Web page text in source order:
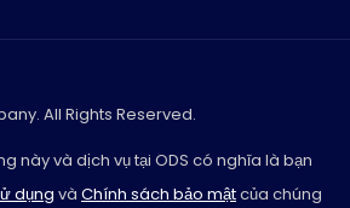
All Rights Reserved.
này và dịch vụ tại ODS có nghĩa là bạn
dụng và Chính sách bảo mậtcủa chúng